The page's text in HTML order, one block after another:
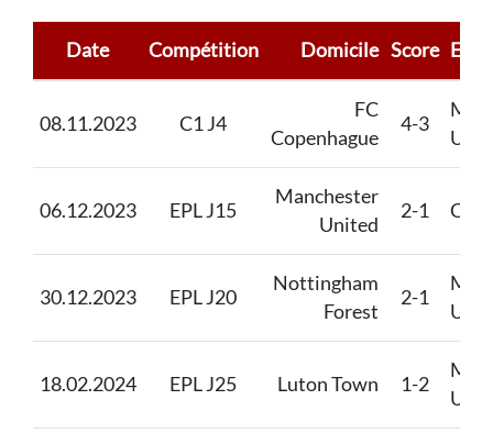
Date Compétition Domicile Score
08.11.2023 C1 J4
FC
Copenhague
4-3
06.12.2023 EPL J15
Manchester
United
2-1
30.12.2023 EPL J20
Nottingham
Forest
2-1
18.02.2024 EPL J25 Luton Town 1-2